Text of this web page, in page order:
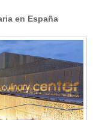
en España